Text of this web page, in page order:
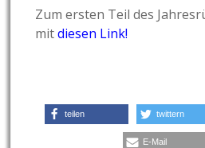
Zum ersten Teil des
mitdiesen Link!
teilen twittern
E-Mail